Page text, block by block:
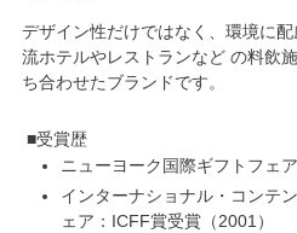
デザイン性だけではなく、 環境に
流ホテルやレストランなど の料飲
ち合わせたブランドです。
受賞歴
ニューヨーク国際ギフトフェ
インターナショナル・コンテ
ェア：ICFF賞受賞
2001